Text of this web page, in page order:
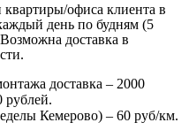
офиса клиента в
день по будням (5
доставка в
доставка – 2000
рублей.
Кемерово) – 60 руб/км.